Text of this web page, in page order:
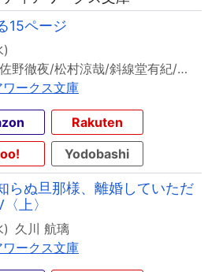
15ページ
)
三秋 縋/佐野徹夜/松村涼哉/斜線堂有紀/一条 岬/綾崎 隼/村瀬 健/こがらし輪音/青海野 灰/古宮九時/遠野海人/天沢夏月/入間人間/時雨沢恵一/高畑京一郎
ワークス文庫
Rakuten
Yodobashi
らぬ旦那様、離婚していただ
上〉
) 久川 航璃
ワークス文庫